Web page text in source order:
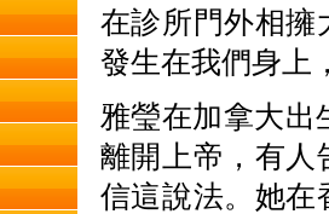
在診所門外相擁
發生在我們身上
雅瑩在加拿大出
離開上帝，有人
信這說法。她在